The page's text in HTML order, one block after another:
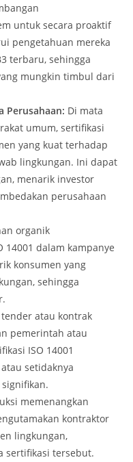
untuk secara proaktif
pengetahuan mereka
terbaru, sehingga
mungkin timbul dari
Perusahaan: Di mata
umum, sertifikasi
yang kuat terhadap
lingkungan. Ini dapat
menarik investor
perusahaan
organik
14001 dalam kampanye
konsumen yang
sehingga
tender atau kontrak
pemerintah atau
ISO 14001
setidaknya
memenangkan
kontraktor
lingkungan,
sertifikasi tersebut.